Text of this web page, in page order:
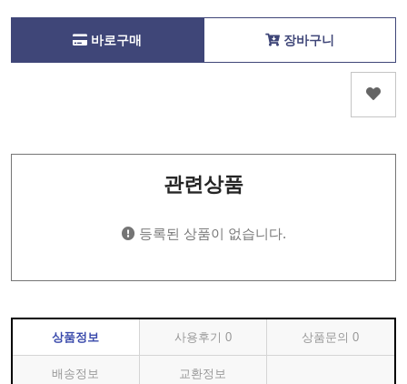
바로구매 장바구니
관련상품
등록된 상품이 없습니다.
상품정보 사용후기 0 상품문의0
배송정보 교환정보